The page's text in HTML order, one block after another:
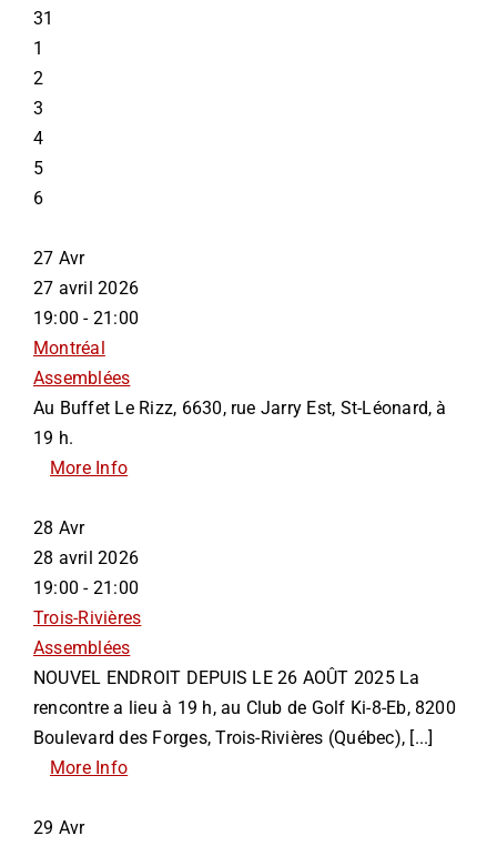
31
1
2
3
4
5
6
27 Avr
27 avril 2026
19:00 - 21:00
Montréal
Assemblées
Au Buffet Le Rizz, 6630, rue Jarry Est, St-Léonard, à
19 h.
More Info
28 Avr
28 avril 2026
19:00 - 21:00
Trois-Rivières
Assemblées
NOUVEL ENDROIT DEPUIS LE 26 AOÛT 2025 La
rencontre a lieu à 19 h, au Club de Golf Ki-8-Eb, 8200
Boulevard des Forges, Trois-Rivières (Québec), [...]
More Info
29 Avr